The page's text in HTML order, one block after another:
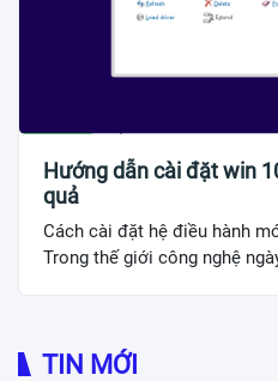
Hướng dẫn cài đặt win
quả
Cách cài đặt hệ điều hành
Trong thế giới công nghệ
TIN MỚI